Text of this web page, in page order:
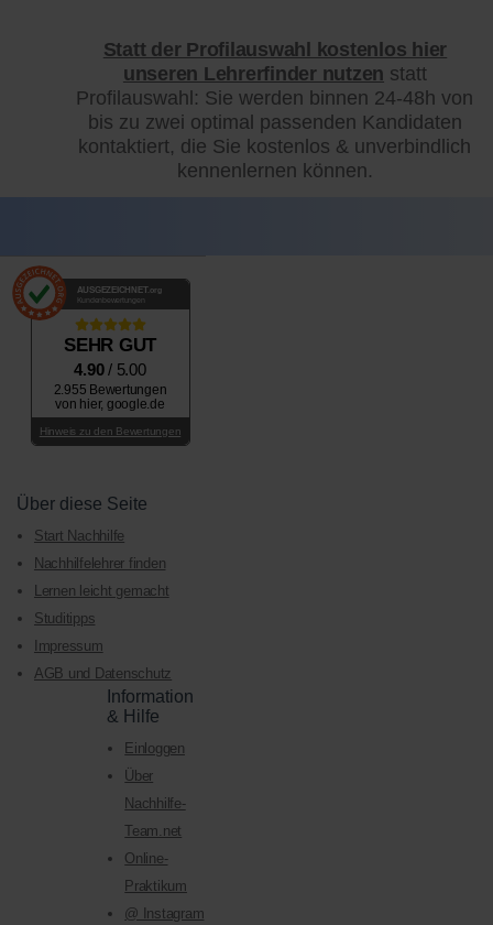
Statt der Profilauswahl kostenlos hier
unseren Lehrerfinder nutzen statt
Profilauswahl: Sie werden binnen 24-48h von
bis zu zwei optimal passenden Kandidaten
kontaktiert, die Sie kostenlos & unverbindlich
kennenlernen können.
AUSGEZEICHNET .org
Kundenbewertungen
SEHR GUT
4.90/ 5.00
2.955 Bewertungen
von hier, google.de
Hinweis zu den Bewertungen
Über diese Seite
Start Nachhilfe
Nachhilfelehrer finden
Lernen leicht gemacht
Studitipps
Impressum
AGB und Datenschutz
Information
& Hilfe
Einloggen
Über
Nachhilfe-
Team.net
Online-
Praktikum
@ Instagram